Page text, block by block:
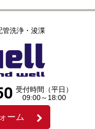
管洗浄・浚渫
受付時間（平日）
09:00～18:00
ーム